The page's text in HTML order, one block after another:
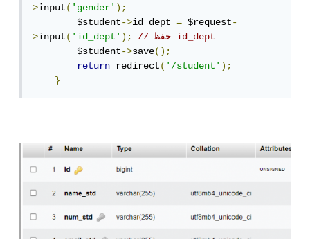
>input('gender');
        $student
->id_dept = $request-
>input('id_dept');
// حفظ id_dept
        $student
->save();
return redirect('/student');
}